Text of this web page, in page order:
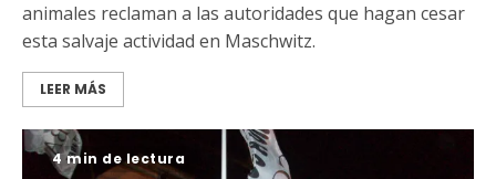
animales reclaman a las autoridades que hagan cesar
esta salvaje actividad en Maschwitz.
LEER MÁS
4 min de lectura